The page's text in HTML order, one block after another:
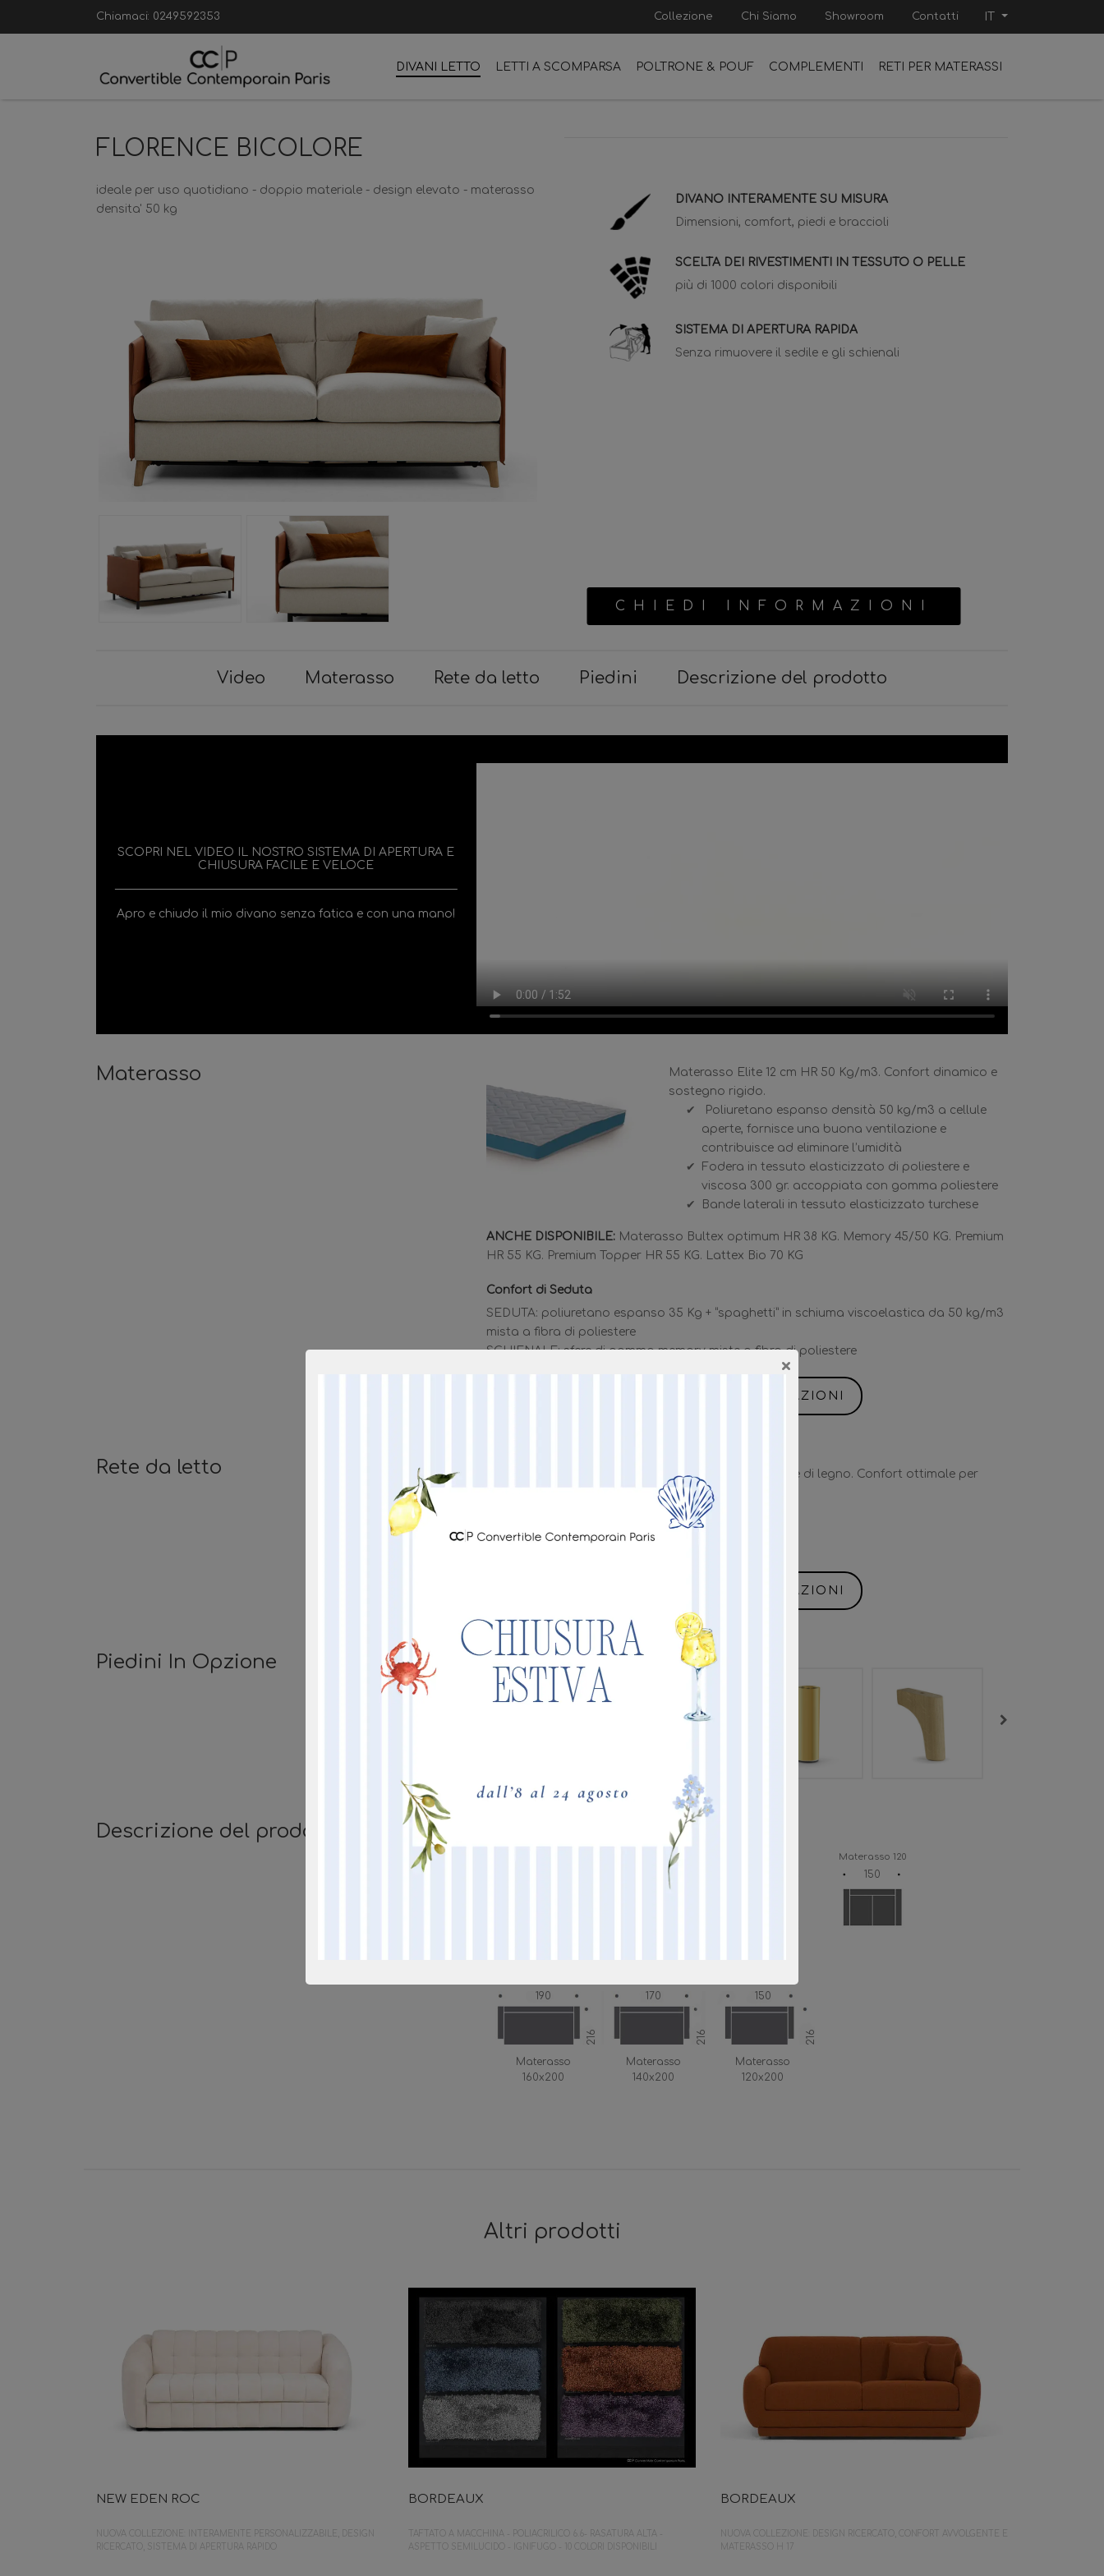
Chiamaci: 0249592353 Collezione Chi Siamo Showroom Contatti
DIVANI LETTO LETTI A SCOMPARSA POLTRONE & POUF COMPLEMENTI RETI PER MATERASSI
×
FLORENCE BICOLORE
ideale per uso quotidiano - doppio materiale - design elevato - materasso
densita' 50 kg
DIVANO INTERAMENTE SU MISURA
Dimensioni, comfort, piedi e braccioli
SCELTA DEI RIVESTIMENTI IN TESSUTO O PELLE
più di 1000 colori disponibili
SISTEMA DI APERTURA RAPIDA
Senza rimuovere il sedile e gli schienali
CHIEDI INFORMAZIONI
Video Materasso Rete da letto Piedini Descrizione del prodotto
SCOPRI NEL VIDEO IL NOSTRO SISTEMA DI APERTURA E
CHIUSURA FACILE E VELOCE
Apro e chiudo il mio divano senza fatica e con una mano!
Materasso
Materasso Elite 12 cm HR 50 Kg/m3. Confort dinamico e
sostegno rigido.
Poliuretano espanso densità 50 kg/m3 a cellule
aperte, fornisce una buona ventilazione e
contribuisce ad eliminare l’umidità
Fodera in tessuto elasticizzato di poliestere e
viscosa 300 gr. accoppiata con gomma poliestere
Bande laterali in tessuto elasticizzato turchese
ANCHE DISPONIBILE: Materasso Bultex optimum HR 38 KG. Memory 45/50 KG. Premium
HR 55 KG. Premium Topper HR 55 KG. Lattex Bio 70 KG
Confort di Seduta
SEDUTA: poliuretano espanso 35 Kg + “spaghetti” in schiuma viscoelastica da 50 kg/m3
mista a fibra di poliestere
SCHIENALE: sfere di gomma memory miste a fibra di poliestere
MAGGIORI INFORMAZIONI
Rete da letto
“BIG” con rete a doghe di legno. Confort ottimale per
utilizzo quotidiano.
MAGGIORI INFORMAZIONI
Piedini In Opzione
Descrizione del prodotto
Materasso 160 Materasso 120
150
190
216
Materasso
160x200
170
216
Materasso
140x200
150
216
Materasso
120x200
Altri prodotti
NEW EDEN ROC
NUOVA COLLEZIONE: INTERAMENTE PERSONALIZZABILE, DESIGN
RICERCATO, SISTEMA DI APERTURA RAPIDO
BORDEAUX
TAFTATO A MACCHINA - POLIACRILICO 6.6- RASATURA ALTA -
ASPETTO SEMILUCIDO - IGNIFUGO - 10 COLORI DISPONIBILI
BORDEAUX
NUOVA COLLEZIONE: DESIGN RICERCATO, CONFORT AVVOLGENTE E
MATERASSO H 17